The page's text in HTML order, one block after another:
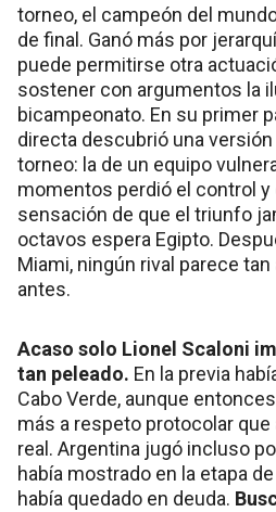
torneo, el campeón del
de final. Ganó más por
puede permitirse otra
sostener con argumentos la
bicampeonato. En su primer
directa descubrió una
torneo: la de un equipo
momentos perdió el control
sensación de que el triunfo
octavos espera Egipto.
Miami, ningún rival parece
antes.
Acaso solo Lionel Scaloni
tan peleado. En la previa
Cabo Verde, aunque
más a respeto protocolar
real. Argentina jugó incluso
había mostrado en la etapa
había quedado en deuda.